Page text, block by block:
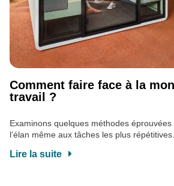
Comment faire face à la
travail ?
Examinons quelques méthodes
l’élan même aux tâches les plus répétitives.
Lire la suite